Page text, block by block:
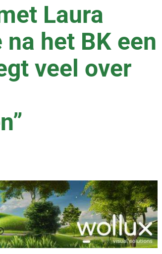
Laura
het BK een
veel over